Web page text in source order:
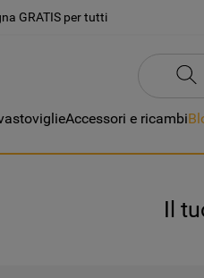
GRATIS per tutti
Accessori e ricambi
Il